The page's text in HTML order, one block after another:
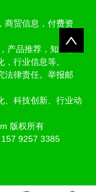
商贸信息，付费资
产品推荐，知产服
行业信息等。
法律责任。举报邮
、科技创新、行业动
版权所有
9257 3385